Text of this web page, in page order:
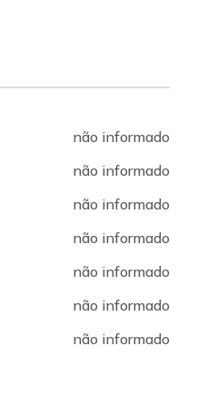
não informado
não informado
não informado
não informado
não informado
não informado
não informado